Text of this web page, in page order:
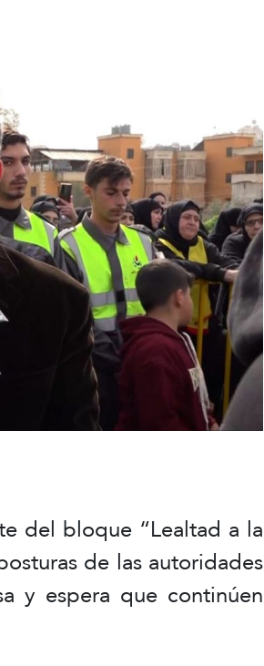
del bloque “Lealtad a la
de las autoridades
y espera que continúen